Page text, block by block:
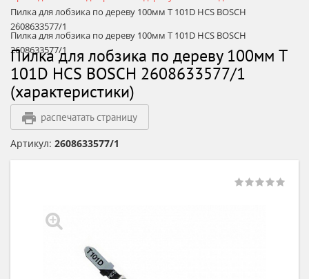
Пилка для лобзика по дереву 100мм T 101D HCS BOSCH
2608633577/1
Пилка для лобзика по дереву 100мм T 101D HCS BOSCH
2608633577/1
Пилка для лобзика по дереву 100мм T
101D HCS BOSCH 2608633577/1
(характеристики)
распечатать страницу
Артикул: 2608633577/1